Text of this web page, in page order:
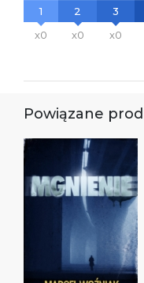
1
x0
2
x0
3
x0
Powiązane